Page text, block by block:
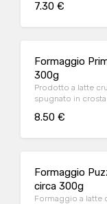
ed aromatico.
7.30 €
Formaggio
300g
Prodotto a latte
spugnato in
8.50 €
Formaggio
circa 300g
Formaggio a